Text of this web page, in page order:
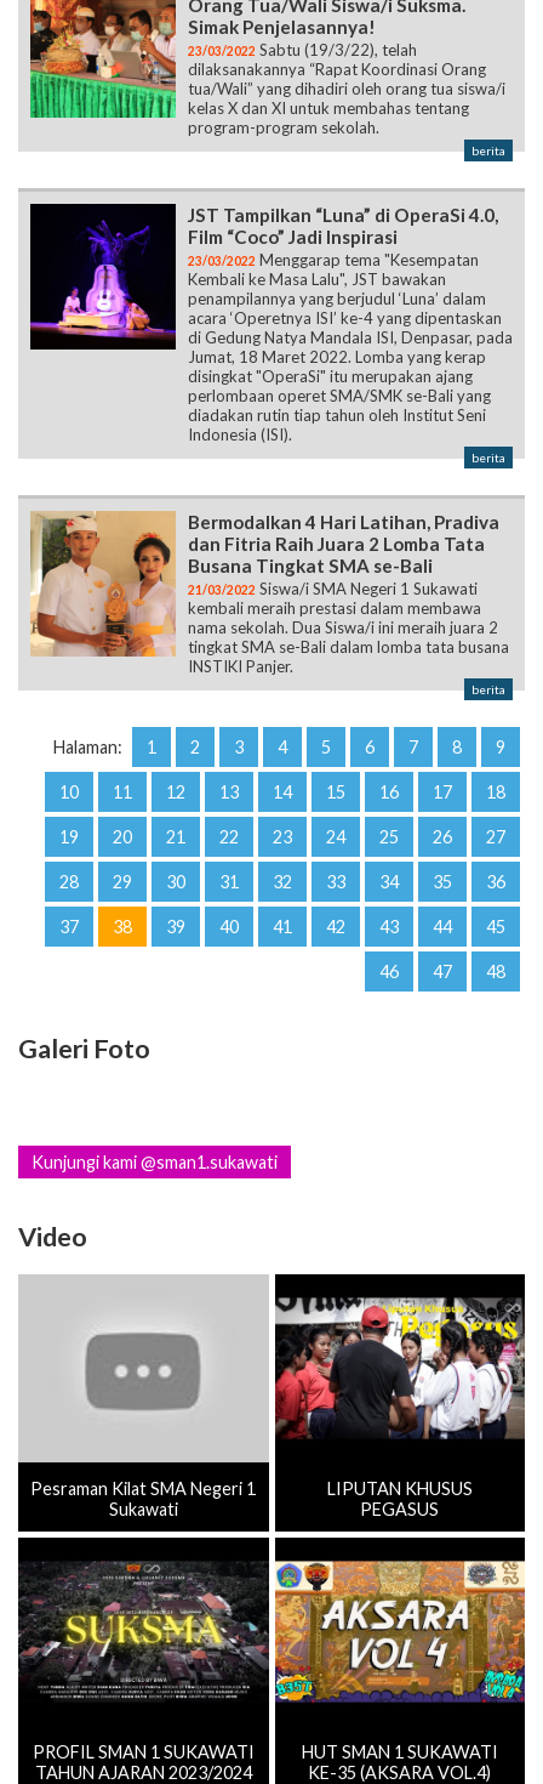
Orang Tua/Wali Siswa/i Suksma.
Simak Penjelasannya!
23/03/2022 Sabtu (19/3/22), telah
dilaksanakannya “Rapat Koordinasi Orang
tua/Wali” yang dihadiri oleh orang tua siswa/i
kelas X dan XI untuk membahas tentang
program-program sekolah.
berita
JST Tampilkan “Luna” di OperaSi 4.0,
Film “Coco” Jadi Inspirasi
23/03/2022 Menggarap tema "Kesempatan
Kembali ke Masa Lalu", JST bawakan
penampilannya yang berjudul ‘Luna’ dalam
acara ‘Operetnya ISI’ ke-4 yang dipentaskan
di Gedung Natya Mandala ISI, Denpasar, pada
Jumat, 18 Maret 2022. Lomba yang kerap
disingkat "OperaSi" itu merupakan ajang
perlombaan operet SMA/SMK se-Bali yang
diadakan rutin tiap tahun oleh Institut Seni
Indonesia (ISI).
berita
Bermodalkan 4 Hari Latihan, Pradiva
dan Fitria Raih Juara 2 Lomba Tata
Busana Tingkat SMA se-Bali
21/03/2022 Siswa/i SMA Negeri 1 Sukawati
kembali meraih prestasi dalam membawa
nama sekolah. Dua Siswa/i ini meraih juara 2
tingkat SMA se-Bali dalam lomba tata busana
INSTIKI Panjer.
berita
Halaman: 1 2 3 4 5 6 7 8 9
10 11 12 13 14 15 16 17 18
19 20 21 22 23 24 25 26 27
28 29 30 31 32 33 34 35 36
37 38 39 40 41 42 43 44 45
46 47 48
Galeri Foto
Kunjungi kami @sman1.sukawati
Video
Pesraman Kilat SMA Negeri 1
Sukawati
LIPUTAN KHUSUS
PEGASUS
PROFIL SMAN 1 SUKAWATI
TAHUN AJARAN 2023/2024
HUT SMAN 1 SUKAWATI
KE-35 (AKSARA VOL.4)